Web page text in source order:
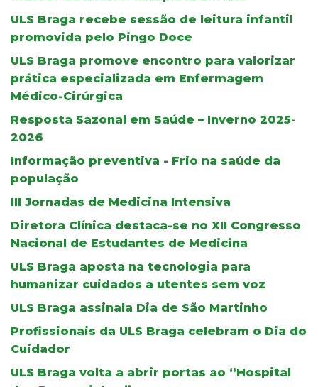
ULS Braga recebe sessão de leitura infantil
promovida pelo Pingo Doce
ULS Braga promove encontro para valorizar
prática especializada em Enfermagem
Médico-Cirúrgica
Resposta Sazonal em Saúde – Inverno 2025-
2026
Informação preventiva - Frio na saúde da
população
III Jornadas de Medicina Intensiva
Diretora Clínica destaca-se no XII Congresso
Nacional de Estudantes de Medicina
ULS Braga aposta na tecnologia para
humanizar cuidados a utentes sem voz
ULS Braga assinala Dia de São Martinho
Profissionais da ULS Braga celebram o Dia do
Cuidador
ULS Braga volta a abrir portas ao “Hospital